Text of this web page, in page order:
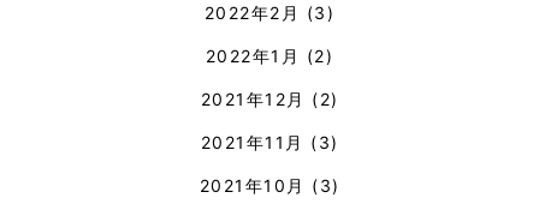
2022年2月 (3)
2022年1月 (2)
2021年12月 (2)
2021年11月 (3)
2021年10月 (3)